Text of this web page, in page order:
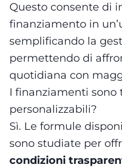
Questo consente di
finanziamento in
semplificando la
permettendo di
quotidiana con
I finanziamenti sono
personalizzabili?
Sì. Le formule
sono studiate per
condizioni